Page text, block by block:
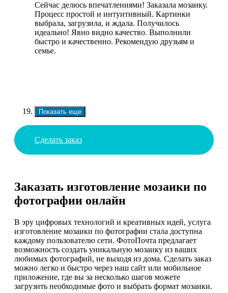
Сейчас делюсь впечатлениями! Заказала мозаику.
Процесс простой и интуитивный. Картинки
выбрала, загрузила, и ждала. Получилось
идеально! Явно видно качество. Выполнили
быстро и качественно. Рекомендую друзьям и
семье.
Показать еще
Сделать заказ
Заказать изготовление мозаики по
фотографии онлайн
В эру цифровых технологий и креативных идей, услуга
изготовление мозаики по фотографии стала доступна
каждому пользователю сети. ФотоПочта предлагает
возможность создать уникальную мозаику из ваших
любимых фотографий, не выходя из дома. Сделать заказ
можно легко и быстро через наш сайт или мобильное
приложение, где вы за несколько шагов можете
загрузить необходимые фото и выбрать формат мозаики.